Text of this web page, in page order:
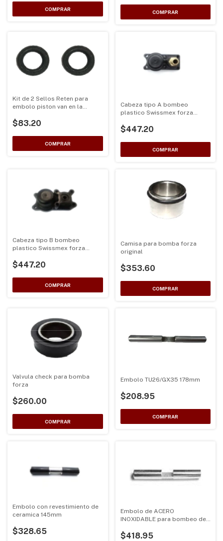
Kit de 2 Sellos Reten para
embolo piston van en la
12 10 7
$83.20
Cabeza tipo A bombeo
plastico Swissmex forza
$447.20
Cabeza tipo B bombeo
plastico Swissmex forza
$447.20
Camisa para bomba forza
original
$353.60
Valvula check para bomba
forza
$260.00
Embolo TU26/GX35 178mm
$208.95
Embolo con revestimiento de
ceramica 145mm
$328.65
Embolo de ACERO
INOXIDABLE para bombeo de
$418.95